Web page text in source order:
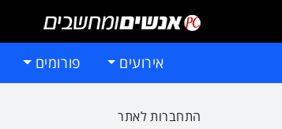
אירועים פורומים
התחברות לאתר